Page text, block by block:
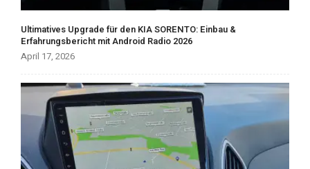
Ultimatives Upgrade für den KIA SORENTO: Einbau &
Erfahrungsbericht mit Android Radio 2026
April 17, 2026